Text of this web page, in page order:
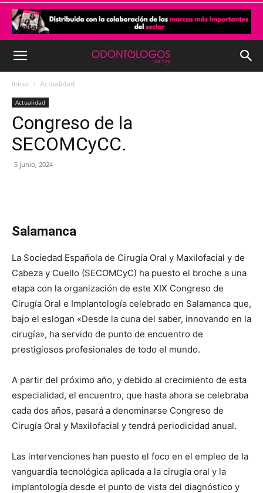
Inicio Actualidad
Actualidad
Congreso de la
SECOMCyCC.
5 junio, 2024
Salamanca
La Sociedad Española de Cirugía Oral y Maxilofacial y de
Cabeza y Cuello (SECOMCyC) ha puesto el broche a una
etapa con la organización de este XIX Congreso de
Cirugía Oral e Implantología celebrado en Salamanca que,
bajo el eslogan «Desde la cuna del saber, innovando en la
cirugía», ha servido de punto de encuentro de
prestigiosos profesionales de todo el mundo.
A partir del próximo año, y debido al crecimiento de esta
especialidad, el encuentro, que hasta ahora se celebraba
cada dos años, pasará a denominarse Congreso de
Cirugía Oral y Maxilofacial y tendrá periodicidad anual.
Las intervenciones han puesto el foco en el empleo de la
vanguardia tecnológica aplicada a la cirugía oral y la
implantología desde el punto de vista del diagnóstico y